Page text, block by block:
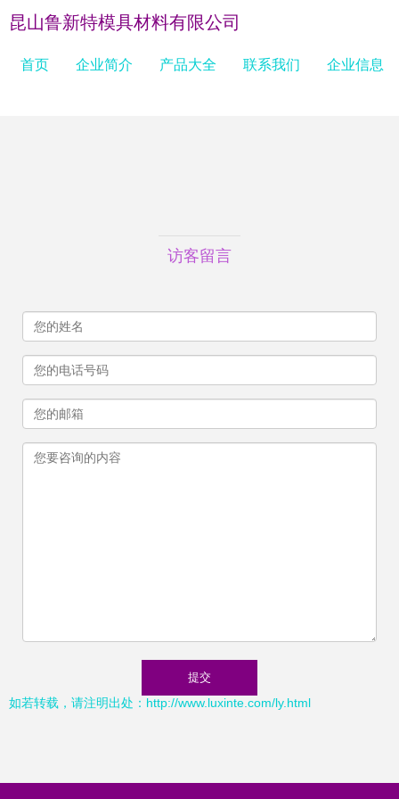
昆山鲁新特模具材料有限公司
首页 企业简介 产品大全 联系我们 企业信息
访客留言
如若转载，请注明出处：http://www.luxinte.com/ly.html